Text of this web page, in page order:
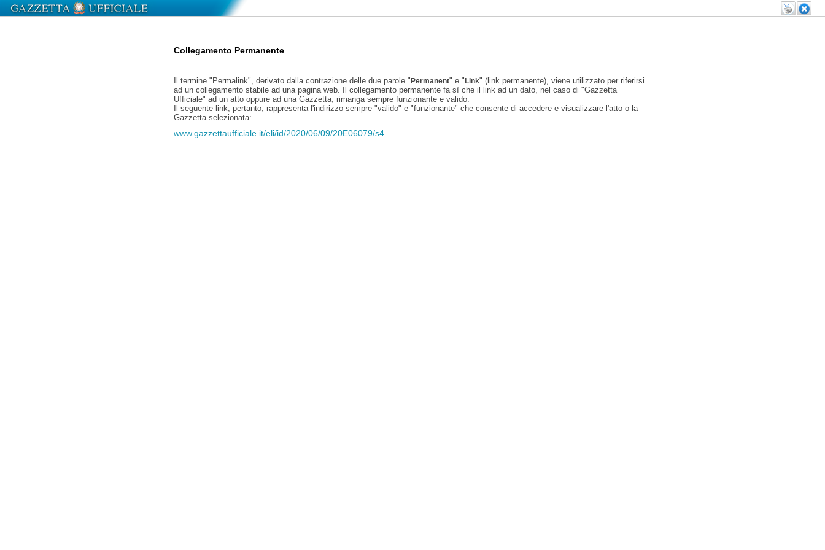
Collegamento Permanente
Il termine "Permalink", derivato dalla contrazione delle due parole "Permanent" e "Link" (link permanente), viene utilizzato per riferirsi
ad un collegamento stabile ad una pagina web. Il collegamento permanente fa sì che il link ad un dato, nel caso di "Gazzetta
Ufficiale" ad un atto oppure ad una Gazzetta, rimanga sempre funzionante e valido.
Il seguente link, pertanto, rappresenta l'indirizzo sempre "valido" e "funzionante" che consente di accedere e visualizzare l'atto o la
Gazzetta selezionata:
www.gazzettaufficiale.it/eli/id/2020/06/09/20E06079/s4